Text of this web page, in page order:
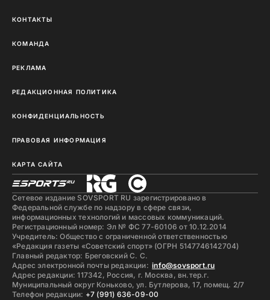
КОНТАКТЫ
КОМАНДА
РЕКЛАМА
РЕДАКЦИОННАЯ ПОЛИТИКА
КОНФИДЕНЦИАЛЬНОСТЬ
ПРАВОВАЯ ИНФОРМАЦИЯ
КАРТА САЙТА
Сетевое издание SOVSPORT RU зарегистрировано в
Федеральной службе по надзору в сфере связи,
информационных технологий и массовых коммуникаций.
Регистрационный номер: Эл № ФС 77-60106 от 10.12.2014
Учредитель: Общество с ограниченной ответственностью
«Редакция газеты «Советский спорт» (ОГРН 5147746142704)
Главный редактор: Бреговский С. С.
Адрес электронной почты редакции: info@sovsport.ru
Адрес редакции: 117342, Россия, г. Москва, вн.тер.г.
Муниципальный округ Коньково, ул. Бутлерова, 17, помещ. 2/7
Телефон редакции: +7 (991) 636-09-00